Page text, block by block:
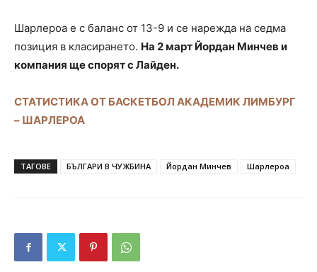
Шарлероа е с баланс от 13-9 и се нарежда на седма
позиция в класирането. На 2 март Йордан Минчев и
компания ще спорят с Лайден.
СТАТИСТИКА ОТ БАСКЕТБОЛ АКАДЕМИК ЛИМБУРГ
– ШАРЛЕРОА
ТАГОВЕ БЪЛГАРИ В ЧУЖБИНА Йордан Минчев Шарлероа